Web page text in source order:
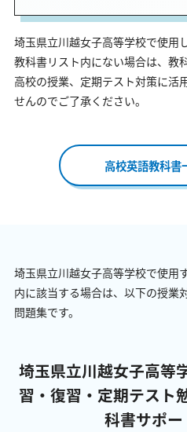
埼玉県立川越女子高等学校で使用
教科書リスト内にない場合は、教
高校の授業、定期テスト対策に活
せんのでご了承ください。
高校英語教科書
埼玉県立川越女子高等学校で使用
内に該当する場合は、以下の授業
問題集です。
埼玉県立川越女子高等
習・復習・定期テスト
科書サポ